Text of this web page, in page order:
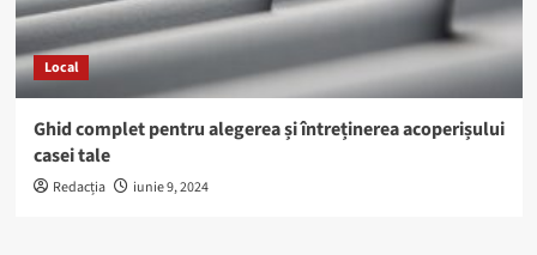
Local
Ghid complet pentru alegerea și întreținerea acoperișului
casei tale
Redacția iunie 9, 2024